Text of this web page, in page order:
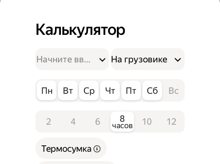
Калькулятор
На грузовике
Пн Вт Ср Чт Пт Сб Вс
2 4 6 8
часов 10 12
Термосумка